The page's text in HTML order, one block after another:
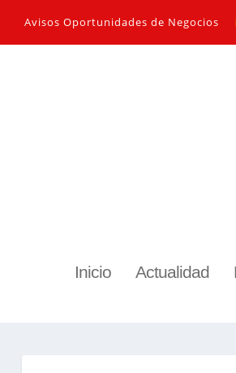
Avisos Oportunidades de Negocios
Inicio Actualidad